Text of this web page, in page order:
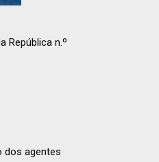
República n.º
dos agentes